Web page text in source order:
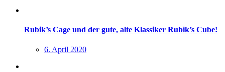
Rubik’s Cage und der gute, alte Klassiker Rubik’s Cube!
6. April 2020